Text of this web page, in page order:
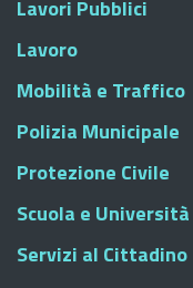
Lavori Pubblici
Lavoro
Mobilità e Traffico
Polizia Municipale
Protezione Civile
Scuola e Università
Servizi al Cittadino